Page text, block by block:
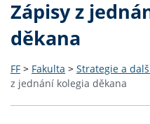
Zápisy z
děkana
FF > Fakulta > Strategie a
z jednání kolegia děkana